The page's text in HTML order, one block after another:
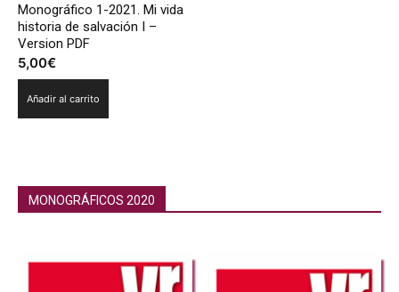
Monográfico 1-2021. Mi vida
historia de salvación I –
Version PDF
5,00€
Añadir al carrito
MONOGRÁFICOS 2020